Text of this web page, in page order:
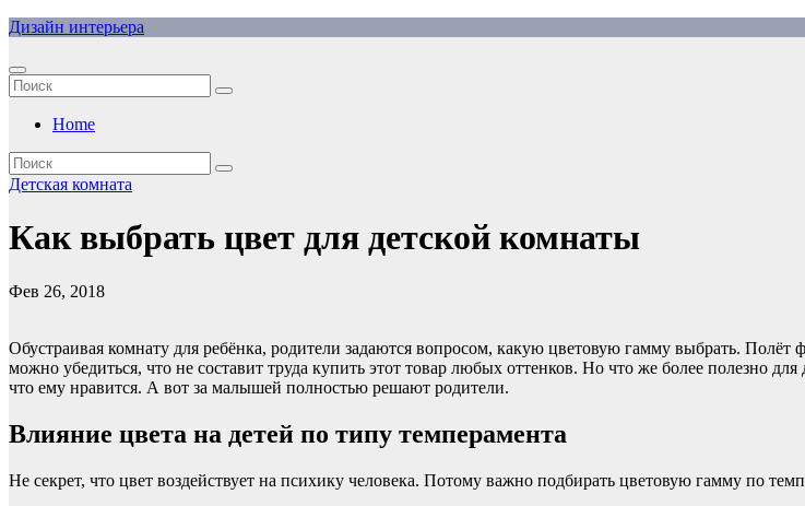
Перейти
содержимому
Дизайн интерьера
Home
Детская комната
Как выбрать цвет для детской комнаты
Фев 26, 2018
Обустраивая комнату для ребёнка, родители задаются вопросом, какую цветовую гамму выбрать. Полёт
можно убедиться, что не составит труда купить этот товар любых оттенков. Но что же более полезно
что ему нравится. А вот за малышей полностью решают родители.
Влияние цвета на детей по типу темперамента
Не секрет, что цвет воздействует на психику человека. Потому важно подбирать цветовую гамму по